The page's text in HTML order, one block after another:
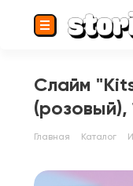
Слайм
(розовый),
Главная Каталог